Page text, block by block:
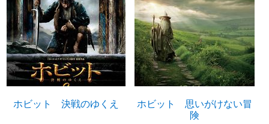
ホビット 決戦のゆくえ
ホビット 思いがけない冒
険